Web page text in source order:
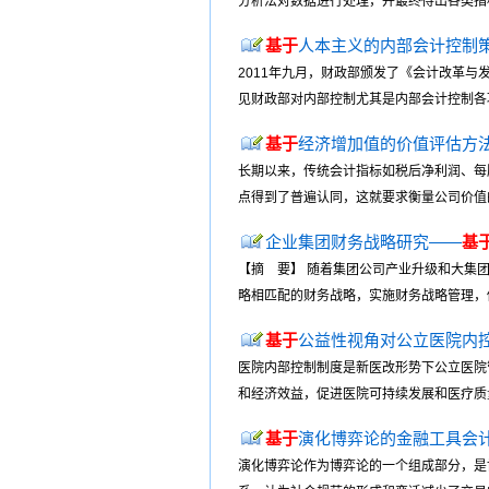
基于人本主义的内部会计控制
2011年九月，财政部颁发了《会计改革与
见财政部对内部控制尤其是内部会计控制
基于经济增加值的价值评估方
长期以来，传统会计指标如税后净利润、
点得到了普遍认同，这就要求衡量公司价
企业集团财务战略研究——基
【摘 要】 随着集团公司产业升级和大集
略相匹配的财务战略，实施财务战略管理
基于公益性视角对公立医院内
医院内部控制制度是新医改形势下公立医
和经济效益，促进医院可持续发展和医疗
基于演化博弈论的金融工具会
演化博弈论作为博弈论的一个组成部分，